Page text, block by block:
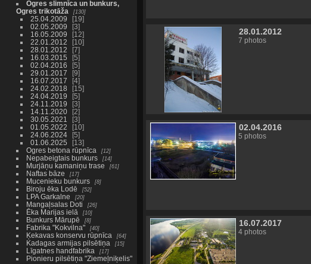
Ogres slimnīca un bunkurs,
Ogres trikotāža
130
25.04.2009
19
02.05.2009
3
16.05.2009
12
22.01.2012
10
28.01.2012
7
16.03.2015
5
02.04.2016
5
29.01.2017
9
16.07.2017
4
24.02.2018
15
24.04.2019
5
24.11.2019
3
14.11.2020
2
30.05.2021
3
01.05.2022
10
24.06.2024
5
01.06.2025
13
Ogres betona rūpnīca
12
Nepabeigtais bunkurs 14
Murjāņu kamaniņu trase 61
Naftas bāze 17
Mucenieku bunkurs 8
Biroju ēka Lodē 52
LPA Garkalne 20
Mangaļsalas Doti 26
Ēka Marijas ielā 10
Bunkurs Mārupē 8
Fabrika "Kokvilna" 40
Ķekavas konservu rūpnīca 64
Kadagas armijas pilsētiņa 15
Līgatnes handfabrika 17
Pionieru pilsētiņa "Ziemeļniķelis"
28.01.2012
7 photos
02.04.2016
5 photos
16.07.2017
4 photos